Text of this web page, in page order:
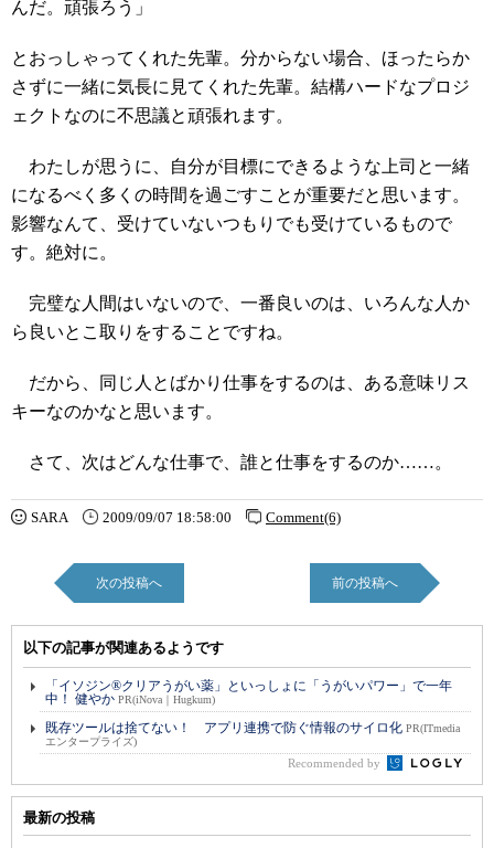
んだ。頑張ろう」
とおっしゃってくれた先輩。分からない場合、ほったらか
さずに一緒に気長に見てくれた先輩。結構ハードなプロジ
ェクトなのに不思議と頑張れます。
わたしが思うに、自分が目標にできるような上司と一緒
になるべく多くの時間を過ごすことが重要だと思います。
影響なんて、受けていないつもりでも受けているもので
す。絶対に。
完璧な人間はいないので、一番良いのは、いろんな人か
ら良いとこ取りをすることですね。
だから、同じ人とばかり仕事をするのは、ある意味リス
キーなのかなと思います。
さて、次はどんな仕事で、誰と仕事をするのか……。
SARA 2009/09/07 18:58:00 Comment(6)
次の投稿へ 前の投稿へ
以下の記事が関連あるようです
「イソジン®クリアうがい薬」といっしょに「うがいパワー」で一年
中！ 健やか PR(iNova｜Hugkum)
既存ツールは捨てない！ アプリ連携で防ぐ情報のサイロ化 PR(ITmedia
エンタープライズ)
Recommended by
最新の投稿